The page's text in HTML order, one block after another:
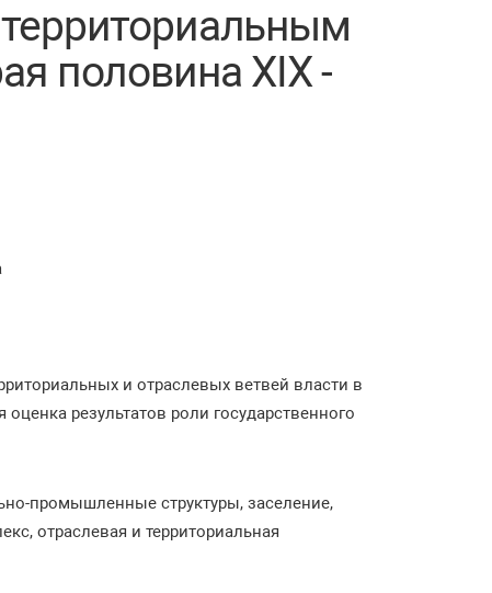
половина XIX -
и отраслевых ветвей власти в
результатов роли государственного
промышленные структуры, заселение,
отраслевая и территориальная